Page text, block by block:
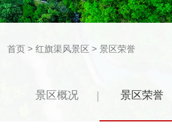
首页 > 红旗渠风景区 > 景区荣誉
景区概况 景区荣誉